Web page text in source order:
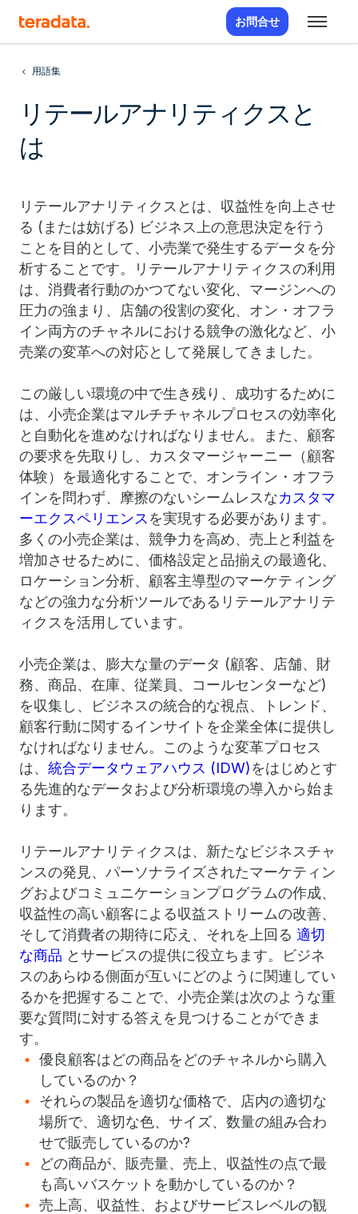
お問合せ
用語集
リテールアナリティクスと
は
リテールアナリティクスとは、収益性を向上させ
る (または妨げる) ビジネス上の意思決定を行う
ことを目的として、小売業で発生するデータを分
析することです。リテールアナリティクスの利用
は、消費者行動のかつてない変化、マージンへの
圧力の強まり、店舗の役割の変化、オン・オフラ
イン両方のチャネルにおける競争の激化など、小
売業の変革への対応として発展してきました。
この厳しい環境の中で生き残り、成功するために
は、小売企業はマルチチャネルプロセスの効率化
と自動化を進めなければなりません。また、顧客
の要求を先取りし、カスタマージャーニー（顧客
体験）を最適化することで、オンライン・オフラ
インを問わず、摩擦のないシームレスなカスタマ
ーエクスペリエンス を実現する必要があります。
多くの小売企業は、競争力を高め、売上と利益を
増加させるために、価格設定と品揃えの最適化、
ロケーション分析、顧客主導型のマーケティング
などの強力な分析ツールであるリテールアナリテ
ィクスを活用しています。
小売企業は、膨大な量のデータ (顧客、店舗、財
務、商品、在庫、従業員、コールセンターなど)
を収集し、ビジネスの統合的な視点、トレンド、
顧客行動に関するインサイトを企業全体に提供し
なければなりません。このような変革プロセス
は、 統合データウェアハウス (IDW)をはじめとす
る先進的なデータおよび分析環境の導入から始ま
ります。
リテールアナリティクスは、新たなビジネスチャ
ンスの発見、パーソナライズされたマーケティン
グおよびコミュニケーションプログラムの作成、
収益性の高い顧客による収益ストリームの改善、
そして消費者の期待に応え、それを上回る 適切
な商品 とサービスの提供に役立ちます。ビジネ
スのあらゆる側面が互いにどのように関連してい
るかを把握することで、小売企業は次のような重
要な質問に対する答えを見つけることができま
す。
優良顧客はどの商品をどのチャネルから購入
しているのか？
それらの製品を適切な価格で、店内の適切な
場所で、適切な色、サイズ、数量の組み合わ
せで販売しているのか?
どの商品が、販売量、売上、収益性の点で最
も高いバスケットを動かしているのか？
売上高、収益性、およびサービスレベルの観